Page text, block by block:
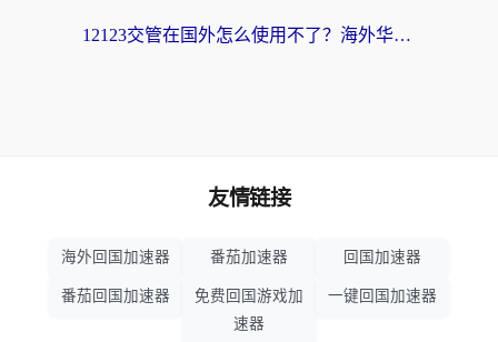
12123交管在国外怎么使用不了？海外华人必看的无缝访问国内资源指南
友情链接
海外回国加速器 番茄加速器 回国加速器
番茄回国加速器
免费回国游戏加
速器
一键回国加速器